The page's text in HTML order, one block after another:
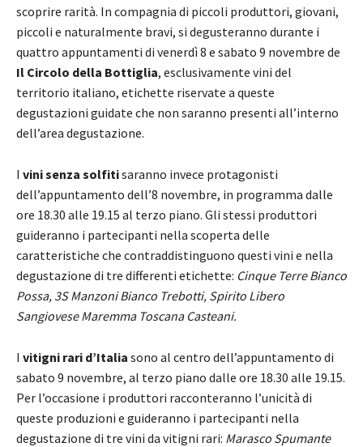
scoprire rarità. In compagnia di piccoli produttori, giovani,
piccoli e naturalmente bravi, si degusteranno durante i
quattro appuntamenti di venerdì 8 e sabato 9 novembre de
Il Circolo della Bottiglia, esclusivamente vini del
territorio italiano, etichette riservate a queste
degustazioni guidate che non saranno presenti all’interno
dell’area degustazione.
I vini senza solfitisaranno invece protagonisti
dell’appuntamento dell’8 novembre, in programma dalle
ore 18.30 alle 19.15 al terzo piano. Gli stessi produttori
guideranno i partecipanti nella scoperta delle
caratteristiche che contraddistinguono questi vini e nella
degustazione di tre differenti etichette: Cinque Terre Bianco
Possa, 3S Manzoni Bianco Trebotti, Spirito Libero
Sangiovese Maremma Toscana Casteani.
I vitigni rari d’Italia sono al centro dell’appuntamento di
sabato 9 novembre, al terzo piano dalle ore 18.30 alle 19.15.
Per l’occasione i produttori racconteranno l’unicità di
queste produzioni e guideranno i partecipanti nella
degustazione di tre vini da vitigni rari: Marasco Spumante